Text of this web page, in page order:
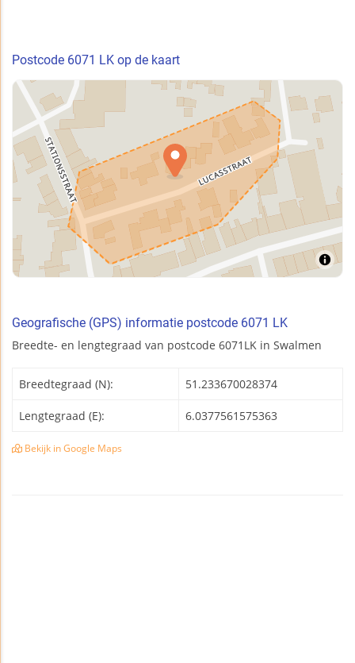
Postcode 6071 LK op de kaart
Geografische (GPS) informatie postcode 6071 LK
Breedte- en lengtegraad van postcode 6071LK in Swalmen
Breedtegraad (N): 51.233670028374
Lengtegraad (E): 6.0377561575363
Bekijk in Google Maps